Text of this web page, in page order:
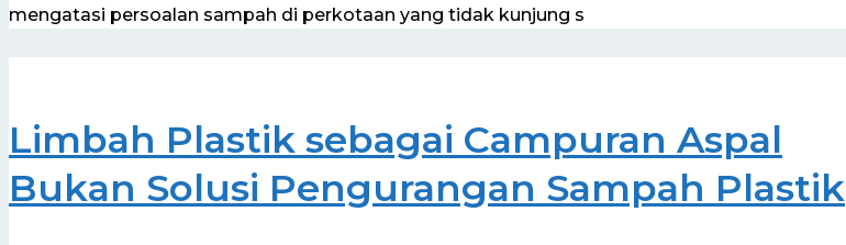
mengatasi persoalan sampah di perkotaan yang tidak kunjung s
Limbah Plastik sebagai Campuran Aspal
Bukan Solusi Pengurangan Sampah Plastik